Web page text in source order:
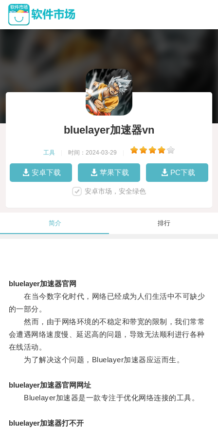
bluelayer加速器vn
工具 时间：2024-03-29
安卓下载 苹果下载 PC下载
安卓市场，安全绿色
简介 排行
bluelayer加速器官网
在当今数字化时代，网络已经成为人们生活中不可缺少
的一部分。
然而，由于网络环境的不稳定和带宽的限制，我们常常
会遭遇网络速度慢、延迟高的问题，导致无法顺利进行各种
在线活动。
为了解决这个问题，Bluelayer加速器应运而生。
bluelayer加速器官网网址
Bluelayer加速器是一款专注于优化网络连接的工具。
bluelayer加速器打不开